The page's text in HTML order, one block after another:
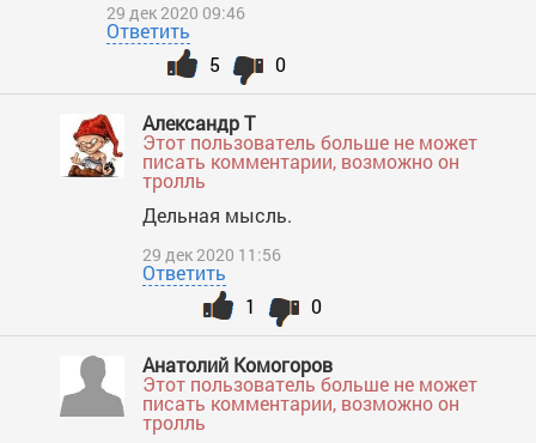
29 дек 2020 09:46
Ответить
0
5
Александр Т
Этот пользователь больше не может
писать комментарии, возможно он
тролль
Дельная мысль.
29 дек 2020 11:56
Ответить
0
1
Анатолий Комогоров
Этот пользователь больше не может
писать комментарии, возможно он
тролль